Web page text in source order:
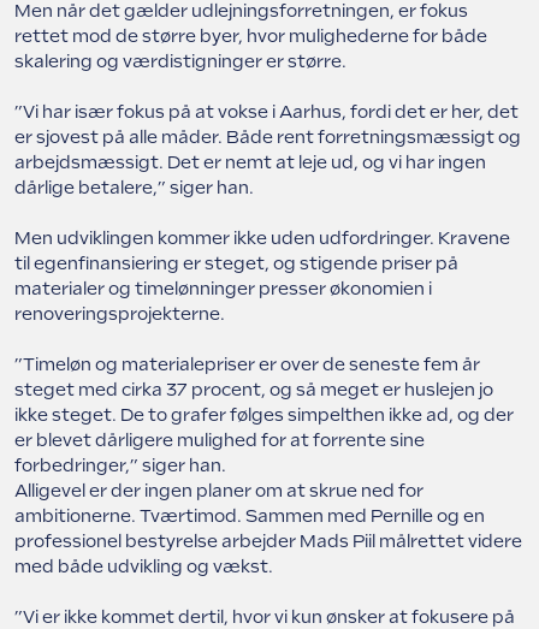
Men når det gælder udlejningsforretningen, er fokus
rettet mod de større byer, hvor mulighederne for både
skalering og værdistigninger er større.
”Vi har især fokus på at vokse i Aarhus, fordi det er her, det
er sjovest på alle måder. Både rent forretningsmæssigt og
arbejdsmæssigt. Det er nemt at leje ud, og vi har ingen
dårlige betalere,” siger han.
Men udviklingen kommer ikke uden udfordringer. Kravene
til egenfinansiering er steget, og stigende priser på
materialer og timelønninger presser økonomien i
renoveringsprojekterne.
”Timeløn og materialepriser er over de seneste fem år
steget med cirka 37 procent, og så meget er huslejen jo
ikke steget. De to grafer følges simpelthen ikke ad, og der
er blevet dårligere mulighed for at forrente sine
forbedringer,” siger han.
Alligevel er der ingen planer om at skrue ned for
ambitionerne. Tværtimod. Sammen med Pernille og en
professionel bestyrelse arbejder Mads Piil målrettet videre
med både udvikling og vækst.
”Vi er ikke kommet dertil, hvor vi kun ønsker at fokusere på